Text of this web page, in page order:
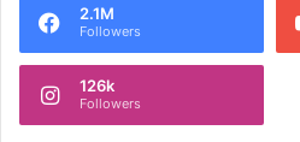
2.1M
Followers
126k
Followers